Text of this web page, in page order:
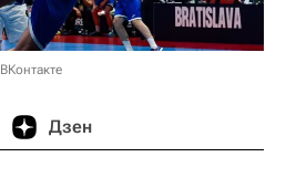
Дзен